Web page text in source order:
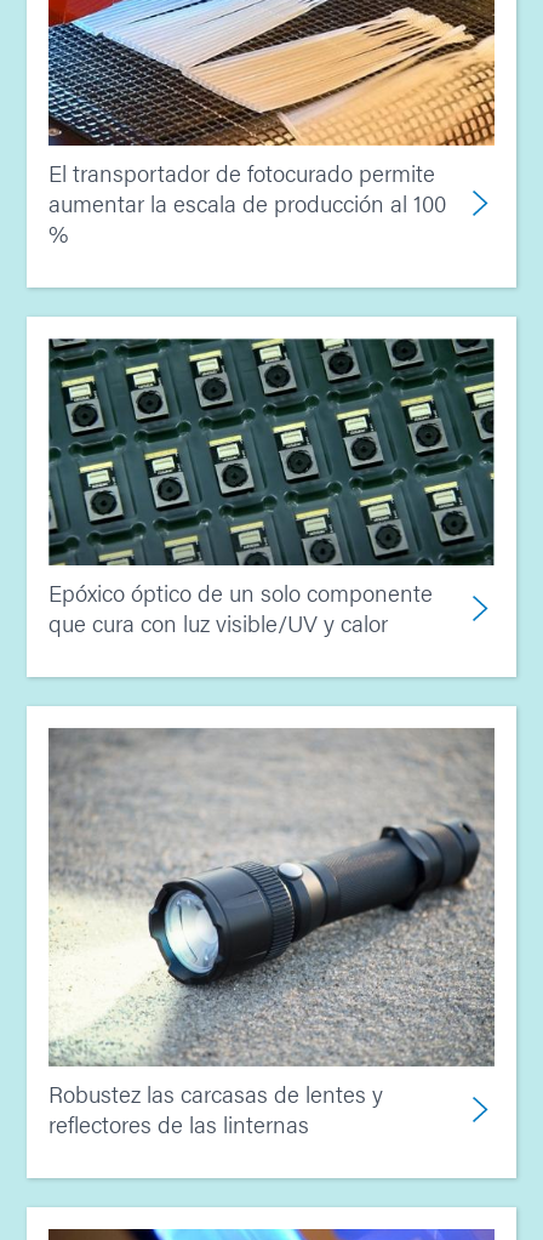
El transportador de fotocurado permite
aumentar la escala de producción al 100
%
Epóxico óptico de un solo componente
que cura con luz visible/UV y calor
Robustez las carcasas de lentes y
reflectores de las linternas